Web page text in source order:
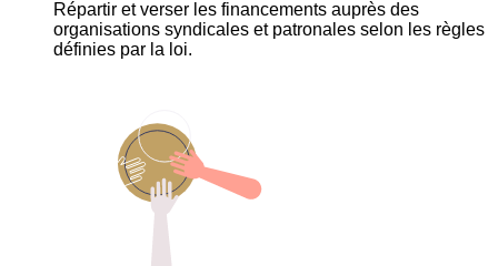
Répartir et verser les financements auprès des
organisations syndicales et patronales selon les règles
définies par la loi.